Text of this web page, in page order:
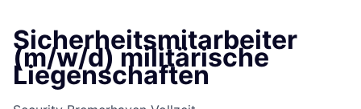
Sicherheitsmitarbeiter
(m/w/d) militärische
Liegenschaften